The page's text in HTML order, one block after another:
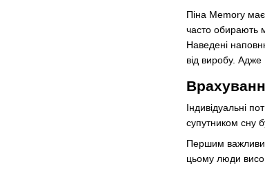
Піна Memory має
часто обирають
Наведені
від виробу.
Індивідуальні
супутником сну
Першим
цьому люди